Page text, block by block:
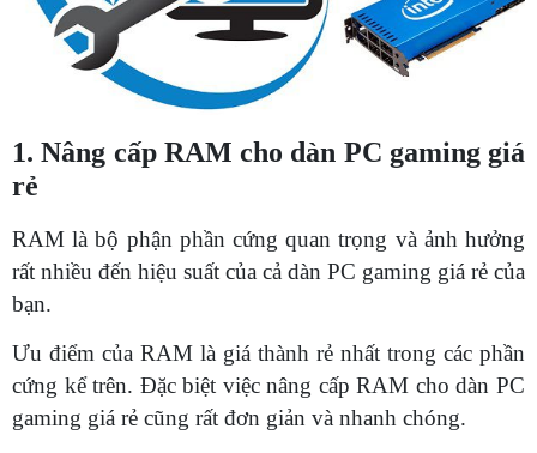
1. Nâng cấp RAM cho dàn PC gaming giá
rẻ
RAM là bộ phận phần cứng quan trọng và ảnh hưởng
rất nhiều đến hiệu suất của cả dàn PC gaming giá rẻ của
bạn.
Ưu điểm của RAM là giá thành rẻ nhất trong các phần
cứng kể trên. Đặc biệt việc nâng cấp RAM cho dàn PC
gaming giá rẻ cũng rất đơn giản và nhanh chóng.